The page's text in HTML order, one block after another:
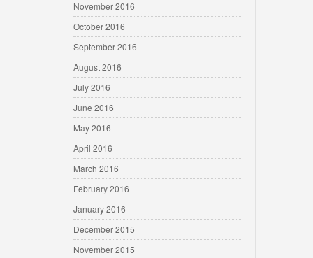
November 2016
October 2016
September 2016
August 2016
July 2016
June 2016
May 2016
April 2016
March 2016
February 2016
January 2016
December 2015
November 2015